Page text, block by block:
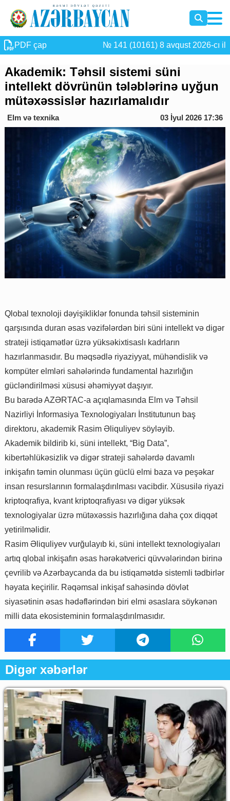
PDF çap № 141 (10161) 8 avqust 2026-cı il
Akademik: Təhsil sistemi süni
intellekt dövrünün tələblərinə uyğun
mütəxəssislər hazırlamalıdır
Elm və texnika 03 İyul 2026 17:36
Qlobal texnoloji dəyişikliklər fonunda təhsil sisteminin
qarşısında duran əsas vəzifələrdən biri süni intellekt və digər
strateji istiqamətlər üzrə yüksəkixtisaslı kadrların
hazırlanmasıdır. Bu məqsədlə riyaziyyat, mühəndislik və
kompüter elmləri sahələrində fundamental hazırlığın
gücləndirilməsi xüsusi əhəmiyyət daşıyır.
Bu barədə AZƏRTAC-a açıqlamasında Elm və Təhsil
Nazirliyi İnformasiya Texnologiyaları İnstitutunun baş
direktoru, akademik Rasim Əliquliyev söyləyib.
Akademik bildirib ki, süni intellekt, “Big Data”,
kibertəhlükəsizlik və digər strateji sahələrdə davamlı
inkişafın təmin olunması üçün güclü elmi baza və peşəkar
insan resurslarının formalaşdırılması vacibdir. Xüsusilə riyazi
kriptoqrafiya, kvant kriptoqrafiyası və digər yüksək
texnologiyalar üzrə mütəxəssis hazırlığına daha çox diqqət
yetirilməlidir.
Rasim Əliquliyev vurğulayıb ki, süni intellekt texnologiyaları
artıq qlobal inkişafın əsas hərəkətverici qüvvələrindən birinə
çevrilib və Azərbaycanda da bu istiqamətdə sistemli tədbirlər
həyata keçirilir. Rəqəmsal inkişaf sahəsində dövlət
siyasətinin əsas hədəflərindən biri elmi əsaslara söykənən
milli data ekosisteminin formalaşdırılmasıdır.
Digər xəbərlər